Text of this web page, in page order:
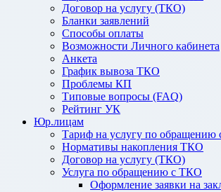
Договор на услугу (ТКО)
Бланки заявлений
Способы оплаты
Возможности Личного кабинета
Анкета
График вывоза ТКО
Проблемы КП
Типовые вопросы (FAQ)
Рейтинг УК
Юр.лицам
Тариф на услугу по
Нормативы накопления ТКО
Договор на услугу (ТКО)
Услуга по обращению с ТКО
Оформление заявки на